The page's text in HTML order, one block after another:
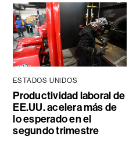
ESTADOS UNIDOS
Productividad laboral de
EE.UU. acelera más de
lo esperado en el
segundo trimestre